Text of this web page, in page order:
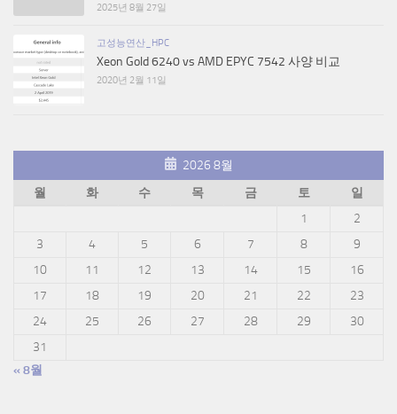
2025년 8월 27일
고성능연산_HPC
Xeon Gold 6240 vs AMD EPYC 7542 사양 비교
2020년 2월 11일
2026 8월
월
화 수 목 금 토
일
1
2
3
4 5 6 7 8
9
10
11 12 13 14 15
16
17
18 19 20 21 22
23
24
25 26 27 28 29
30
31
« 8월